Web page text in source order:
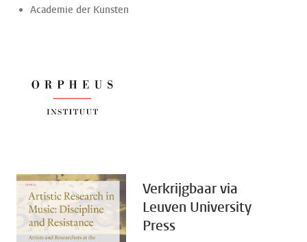
Academie der Kunsten
Verkrijgbaar via
Leuven University
Press